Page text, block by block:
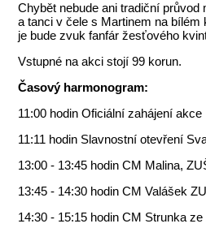
Chybět nebude ani tradiční
a tanci v čele s Martinem na
je bude zvuk fanfár žesťového
Vstupné na akci stojí 99 korun.
Časový harmonogram:
11:00 hodin Oficiální zahájení akce
11:11 hodin Slavnostní otevření
13:00 - 13:45 hodin CM Malina,
13:45 - 14:30 hodin CM Valášek
14:30 - 15:15 hodin CM Strunka